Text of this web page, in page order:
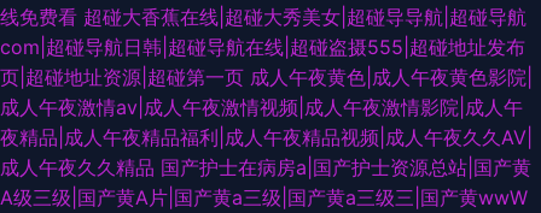
线免费看 超碰大香蕉在线|超碰大秀美女|超碰导导航|超碰导航
com|超碰导航日韩|超碰导航在线|超碰盗摄555|超碰地址发布
页|超碰地址资源|超碰第一页 成人午夜黄色|成人午夜黄色影院|
成人午夜激情av|成人午夜激情视频|成人午夜激情影院|成人午
夜精品|成人午夜精品福利|成人午夜精品视频|成人午夜久久AV|
成人午夜久久精品 国产护士在病房a|国产护士资源总站|国产黄
A级三级|国产黄A片|国产黄a三级|国产黄a三级三|国产黄wwW